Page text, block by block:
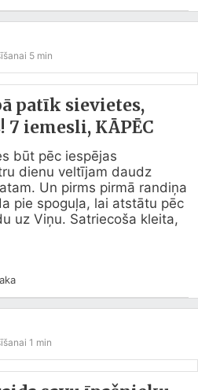
5 min
patīk sievietes,
iemesli, KĀPĒC
būt pēc iespējas
dienu veltījam daudz
Un pirms pirmā randiņa
pie spoguļa, lai atstātu pēc
uz Viņu. Satriecoša kleita,
1 min